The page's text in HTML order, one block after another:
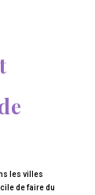
les villes
de faire du